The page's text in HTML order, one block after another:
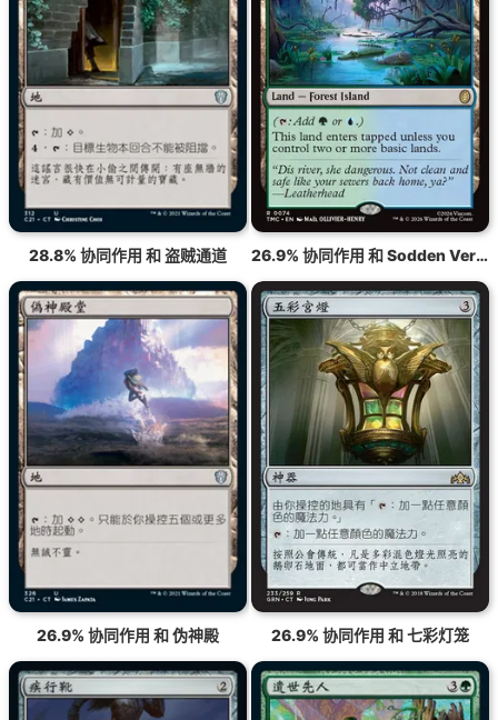
28.8% 协同作用 和 盗贼通道 26.9% 协同作用 和 Sodden Verdure
26.9% 协同作用 和 伪神殿 26.9% 协同作用 和 七彩灯笼